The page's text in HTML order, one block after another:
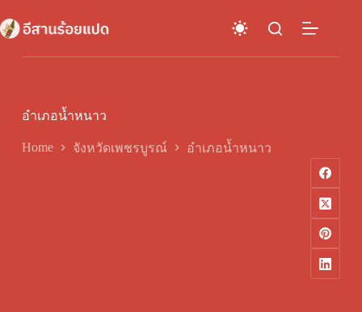
to
content
อำเภอน้ำหนาว
Home จังหวัดเพชรบูรณ์ อำเภอน้ำหนาว